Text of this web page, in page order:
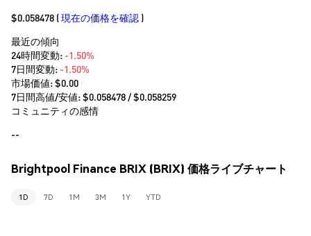
$0.058478 (現在の価格を確認 )
最近の傾向
24時間変動: -1.50%
7日間変動: -1.50%
市場価値:$0.00
7日間高値/安値: $0.058478/ $0.058259
コミュニティの感情
--
Brightpool Finance BRIX (BRIX) 価格ライブチャート
1D 7D 1M 3M 1Y YTD